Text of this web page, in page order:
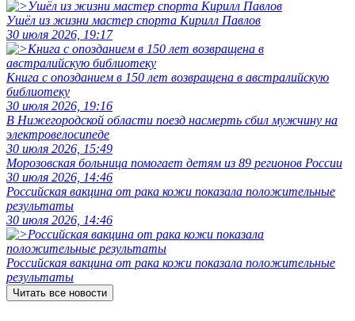
Ушёл из жизни мастер спорта Кирилл Павлов
30 июля 2026, 19:17
Книга с опозданием в 150 лет возвращена в австралийскую
библиотеку
30 июля 2026, 19:16
В Нижегородской области поезд насмерть сбил мужчину на
электровелосипеде
30 июля 2026, 15:49
Морозовская больница помогает детям из 89 регионов России
30 июля 2026, 14:46
Российская вакцина от рака кожи показала положительные
результаты
30 июля 2026, 14:46
Российская вакцина от рака кожи показала положительные
результаты
Читать все новости